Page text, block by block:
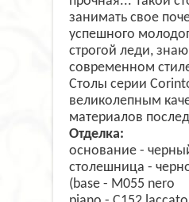
занимать свое
успешного
строгой леди,
современном
Столы серии
великолепным
материалов
Отделка:
основание -
столешница -
(base - M055 nero